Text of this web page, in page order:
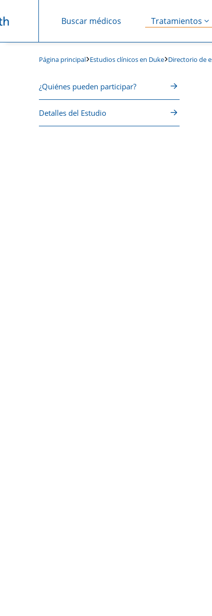
Buscar médicos Tratamientos
Página principal Estudios clínicos en Duke Directorio de
¿Quiénes pueden participar?
Detalles del Estudio